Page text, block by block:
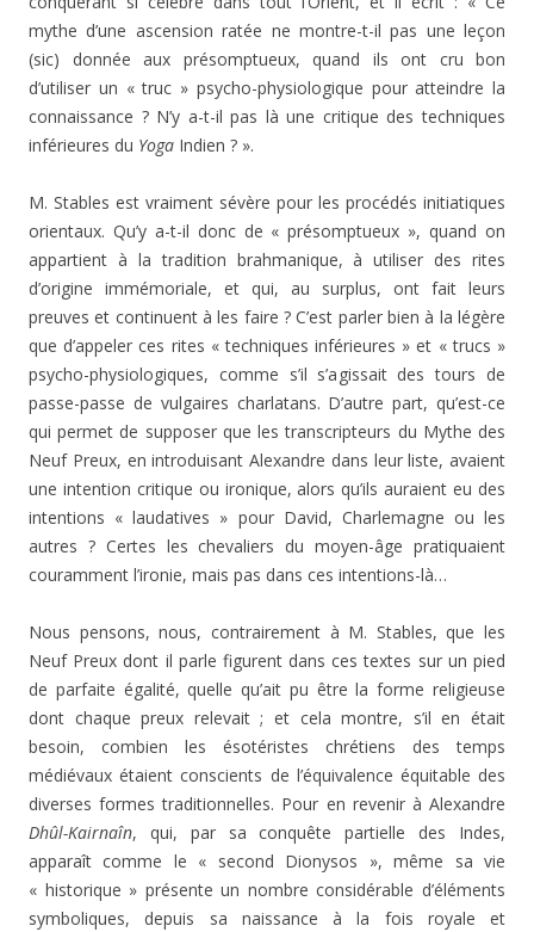
mythe d’une ascension ratée ne montre-t-il pas une leçon
(sic) donnée aux présomptueux, quand ils ont cru bon
d’utiliser un « truc » psycho-physiologique pour atteindre la
connaissance ? N’y a-t-il pas là une critique des techniques
inférieures du Yoga Indien ? ».
M. Stables est vraiment sévère pour les procédés initiatiques
orientaux. Qu’y a-t-il donc de « présomptueux », quand on
appartient à la tradition brahmanique, à utiliser des rites
d’origine immémoriale, et qui, au surplus, ont fait leurs
preuves et continuent à les faire ? C’est parler bien à la légère
que d’appeler ces rites « techniques inférieures » et « trucs »
psycho-physiologiques, comme s’il s’agissait des tours de
passe-passe de vulgaires charlatans. D’autre part, qu’est-ce
qui permet de supposer que les transcripteurs du Mythe des
Neuf Preux, en introduisant Alexandre dans leur liste, avaient
une intention critique ou ironique, alors qu’ils auraient eu des
intentions « laudatives » pour David, Charlemagne ou les
autres ? Certes les chevaliers du moyen-âge pratiquaient
couramment l’ironie, mais pas dans ces intentions-là…
Nous pensons, nous, contrairement à M. Stables, que les
Neuf Preux dont il parle figurent dans ces textes sur un pied
de parfaite égalité, quelle qu’ait pu être la forme religieuse
dont chaque preux relevait ; et cela montre, s’il en était
besoin, combien les ésotéristes chrétiens des temps
médiévaux étaient conscients de l’équivalence équitable des
diverses formes traditionnelles. Pour en revenir à Alexandre
Dhûl-Kairnaîn, qui, par sa conquête partielle des Indes,
apparaît comme le « second Dionysos », même sa vie
« historique » présente un nombre considérable d’éléments
symboliques, depuis sa naissance à la fois royale et